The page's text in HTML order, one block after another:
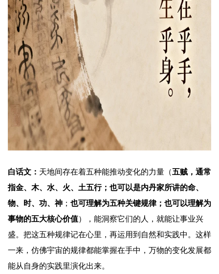
白话文： 天地间存在着五种能推动变化的力量（五贼，通常
指金、木、水、火、土五行；也可以是内丹家所讲的命、
物、时、功、神 ； 也可理解为五种关键规律；也可以理解为
事物的五大核心价值），能洞察它们的人，就能让事业兴
盛。把这五种规律记在心里，再运用到自然和实践中。这样
一来，仿佛宇宙的规律都能掌握在手中，万物的变化发展都
能从自身的实践里演化出来。